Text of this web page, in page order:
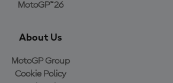
MotoGP™26
About Us
MotoGP Group
Cookie Policy